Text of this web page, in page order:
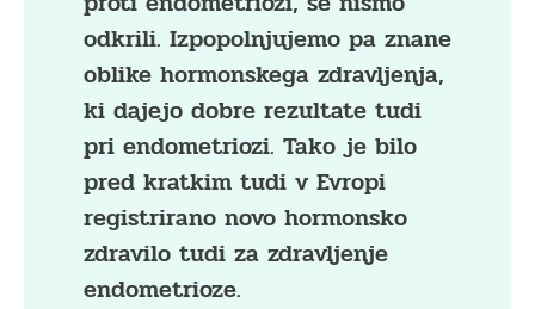
odkrili. Izpopolnjujemo pa znane
oblike hormonskega zdravljenja,
ki dajejo dobre rezultate tudi
pri endometriozi. Tako je bilo
pred kratkim tudi v Evropi
registrirano novo hormonsko
zdravilo tudi za zdravljenje
endometrioze.